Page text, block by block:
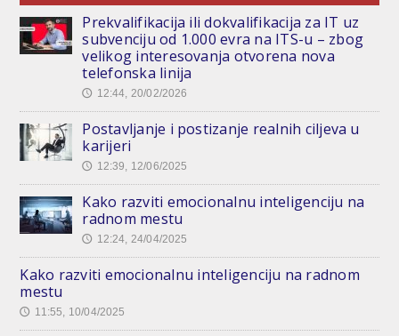
Prekvalifikacija ili dokvalifikacija za IT uz
subvenciju od 1.000 evra na ITS-u – zbog
velikog interesovanja otvorena nova
telefonska linija
🕔 12:44, 20/02/2026
Postavljanje i postizanje realnih ciljeva u
karijeri
🕔 12:39, 12/06/2025
Kako razviti emocionalnu inteligenciju na
radnom mestu
🕔 12:24, 24/04/2025
Kako razviti emocionalnu inteligenciju na radnom
mestu
🕔 11:55, 10/04/2025